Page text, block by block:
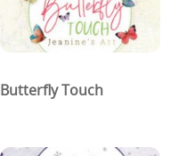
Butterfly Touch